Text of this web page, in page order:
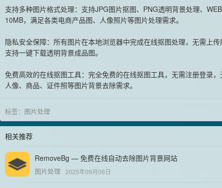
支持多种图片格式处理：支持JPG图片抠图、PNG透明背景处理、
10MB，满足各类电商产品图、人像照片等图片处理需求。
隐私安全保障：所有图片在本地浏览器中完成在线抠图处理，无需上
支持一键下载透明背景成品图。
免费高效的在线抠图工具：完全免费的在线抠图工具，无需注册登录
人像、商品、证件照等图片背景去除需求。
标签： 图片处理
相关推荐
RemoveBg — 免费在线自动去除图片背景网站
图片处理 2025年09月06日